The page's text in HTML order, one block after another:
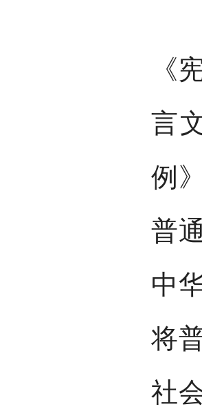
《
言
例
普
中
将
社